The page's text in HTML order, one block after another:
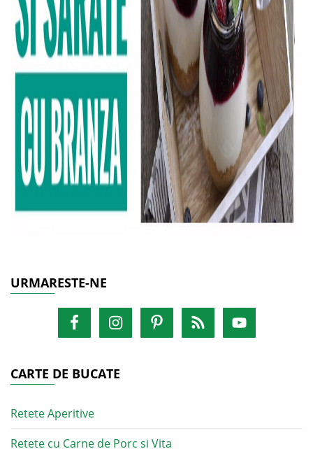
URMARESTE-NE
CARTE DE BUCATE
Retete Aperitive
Retete cu Carne de Porc si Vita